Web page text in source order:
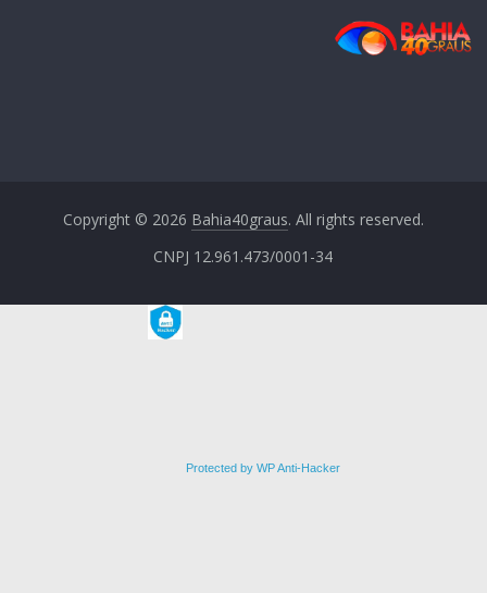
Copyright © 2026 Bahia40graus. All rights reserved.
CNPJ 12.961.473/0001-34
Protected by WP Anti-Hacker